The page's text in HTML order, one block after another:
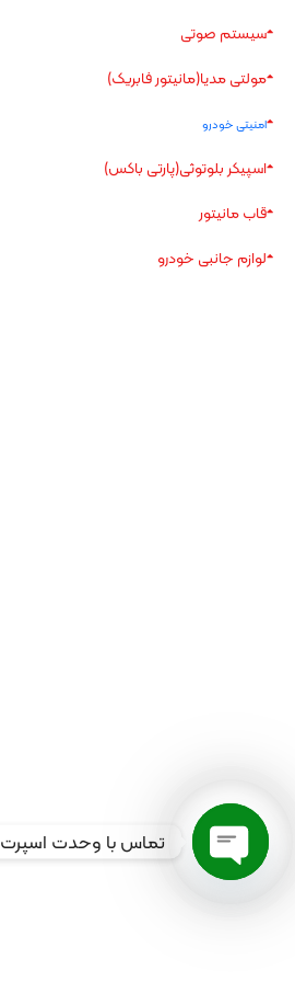
سیستم صوتی
مولتی مدیا(مانیتور فابریک)
امنیتی خودرو
اسپیکر بلوتوثی(پارتی باکس)
قاب مانیتور
لوازم جانبی خودرو
تماس با وحدت اسپرت